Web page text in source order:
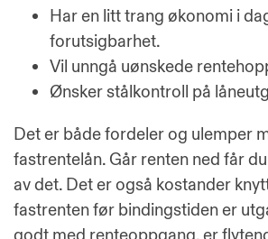
Har en litt trang økonomi i
forutsigbarhet.
Vil unngå uønskede
Ønsker stålkontroll på
Det er både fordeler og ulemper
fastrentelån. Går renten ned får
av det. Det er også kostander
fastrenten før bindingstiden er